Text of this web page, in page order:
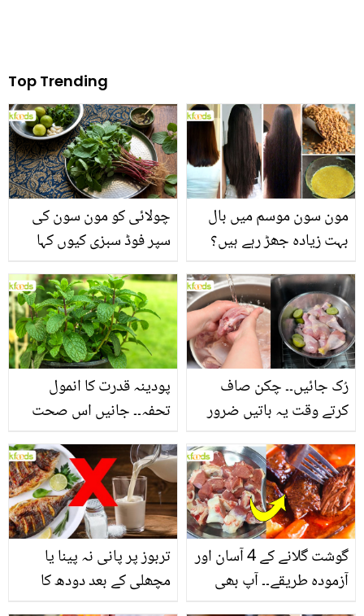
Top Trending
چولائی کو مون سون کی
سپر فوڈ سبزی کیوں کہا
منرلز اور اینٹی آکسیڈنٹس
سے بھرپور اس سبزی کے
فائدے
مون سون موسم میں بال
بہت زیادہ جھڑ رہے ہیں؟
بنانے کے چند قدرتی طریقے
پودینہ قدرت کا انمول
تحفہ۔۔ جانیں اس صحت
انگیز طبی فوائد
رُک جائیں۔۔ چکن صاف
کرتے وقت یہ باتیں ضرور
تربوز پر پانی نہ پینا یا
مچھلی کے بعد دودھ کا
گوشت گلانے کے 4 آسان اور
آزمودہ طریقے۔۔ آپ بھی